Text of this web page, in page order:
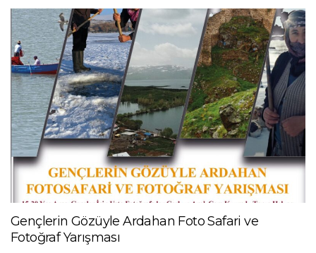
Gençlerin Gözüyle Ardahan Foto Safari ve
Fotoğraf Yarışması